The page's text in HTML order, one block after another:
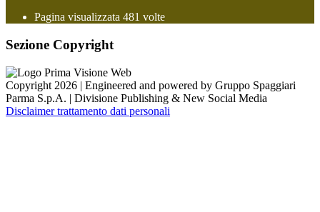
Pagina visualizzata 481 volte
Sezione Copyright
Copyright 2026 | Engineered and powered by Gruppo Spaggiari
Parma S.p.A. | Divisione Publishing & New Social Media
Disclaimer trattamento dati personali